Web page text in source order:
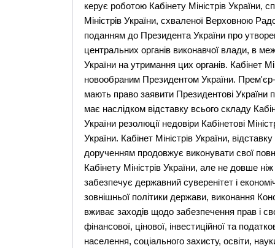
керує роботою Кабінету Міністрів України,
Міністрів України, схваленої Верховною
поданням до Президента України про
центральних органів виконавчої влади, в
України на утримання цих органів. Кабінет
новообраним Президентом України. Прем'єр-
мають право заявити Президентові України
має наслідком відставку всього складу
України резолюції недовіри Кабінетові
України. Кабінет Міністрів України,
дорученням продовжує виконувати свої
Кабінету Міністрів України, але не довше
забезпечує державний суверенітет і
зовнішньої політики держави, виконання
вживає заходів щодо забезпечення прав і
фінансової, цінової, інвестиційної та
населення, соціального захисту, освіти,